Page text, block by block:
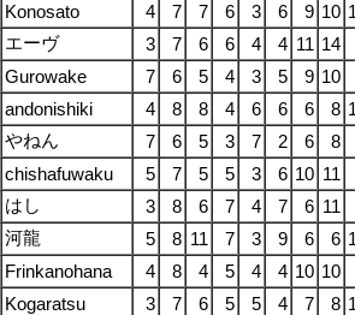
Konosato 4 7 7 6 3 6 9 10
エーヴ 3 7 6 6 4 4 11 14
Gurowake 7 6 5 4 3 5 9 10
andonishiki 4 8 8 4 6 6 6 8
やねん 7 6 5 3 7 2 6 8
chishafuwaku 5 7 5 5 3 6 10 11
はし 3 8 6 7 4 7 6 11
河龍 5 8 11 7 3 9 6 6
Frinkanohana 4 8 4 5 4 4 10 10
Kogaratsu 3 7 6 5 5 4 7 8